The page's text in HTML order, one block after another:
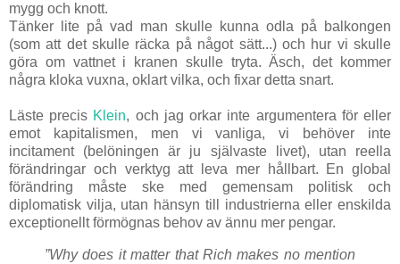
mygg och knott.
Tänker lite på vad man skulle kunna odla på balkongen
(som att det skulle räcka på något sätt...) och hur vi skulle
göra om vattnet i kranen skulle tryta. Äsch, det kommer
några kloka vuxna, oklart vilka, och fixar detta snart.
Läste precis Klein, och jag orkar inte argumentera för eller
emot kapitalismen, men vi vanliga, vi behöver inte
incitament (belöningen är ju självaste livet), utan reella
förändringar och verktyg att leva mer hållbart. En global
förändring måste ske med gemensam politisk och
diplomatisk vilja, utan hänsyn till industrierna eller enskilda
exceptionellt förmögnas behov av ännu mer pengar.
”Why does it matter that Rich makes no mention